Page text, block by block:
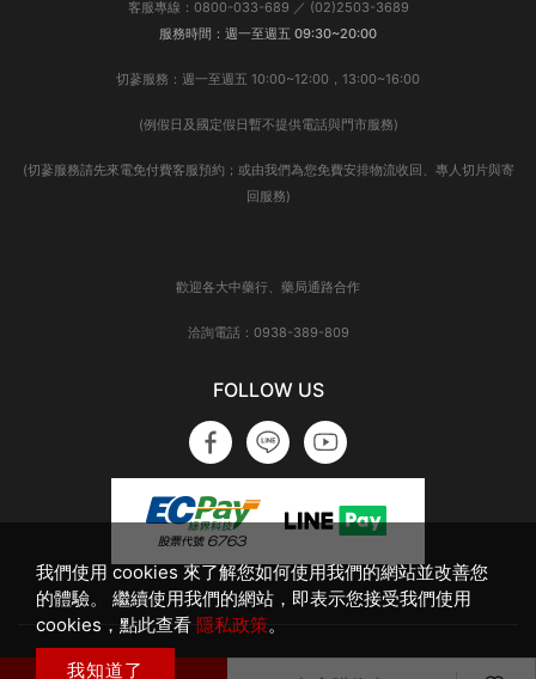
客服專線：0800-033-689 ／ (02)2503-3689
服務時間：週一至週五 09:30~20:00
切蔘服務：週一至週五 10:00~12:00，13:00~16:00
(例假日及國定假日暫不提供電話與門市服務)
(切蔘服務請先來電免付費客服預約；或由我們為您免費安排物流收回、專人切片與寄
回服務)
歡迎各大中藥行、藥局通路合作
洽詢電話：0938-389-809
FOLLOW US
Copyright © 2022 德安堂漢方有機生技 All rights reserved
我們使用 cookies 來了解您如何使用我們的網站並改善您
的體驗。 繼續使用我們的網站，即表示您接受我們使用
cookies，點此查看 隱私政策。
我知道了